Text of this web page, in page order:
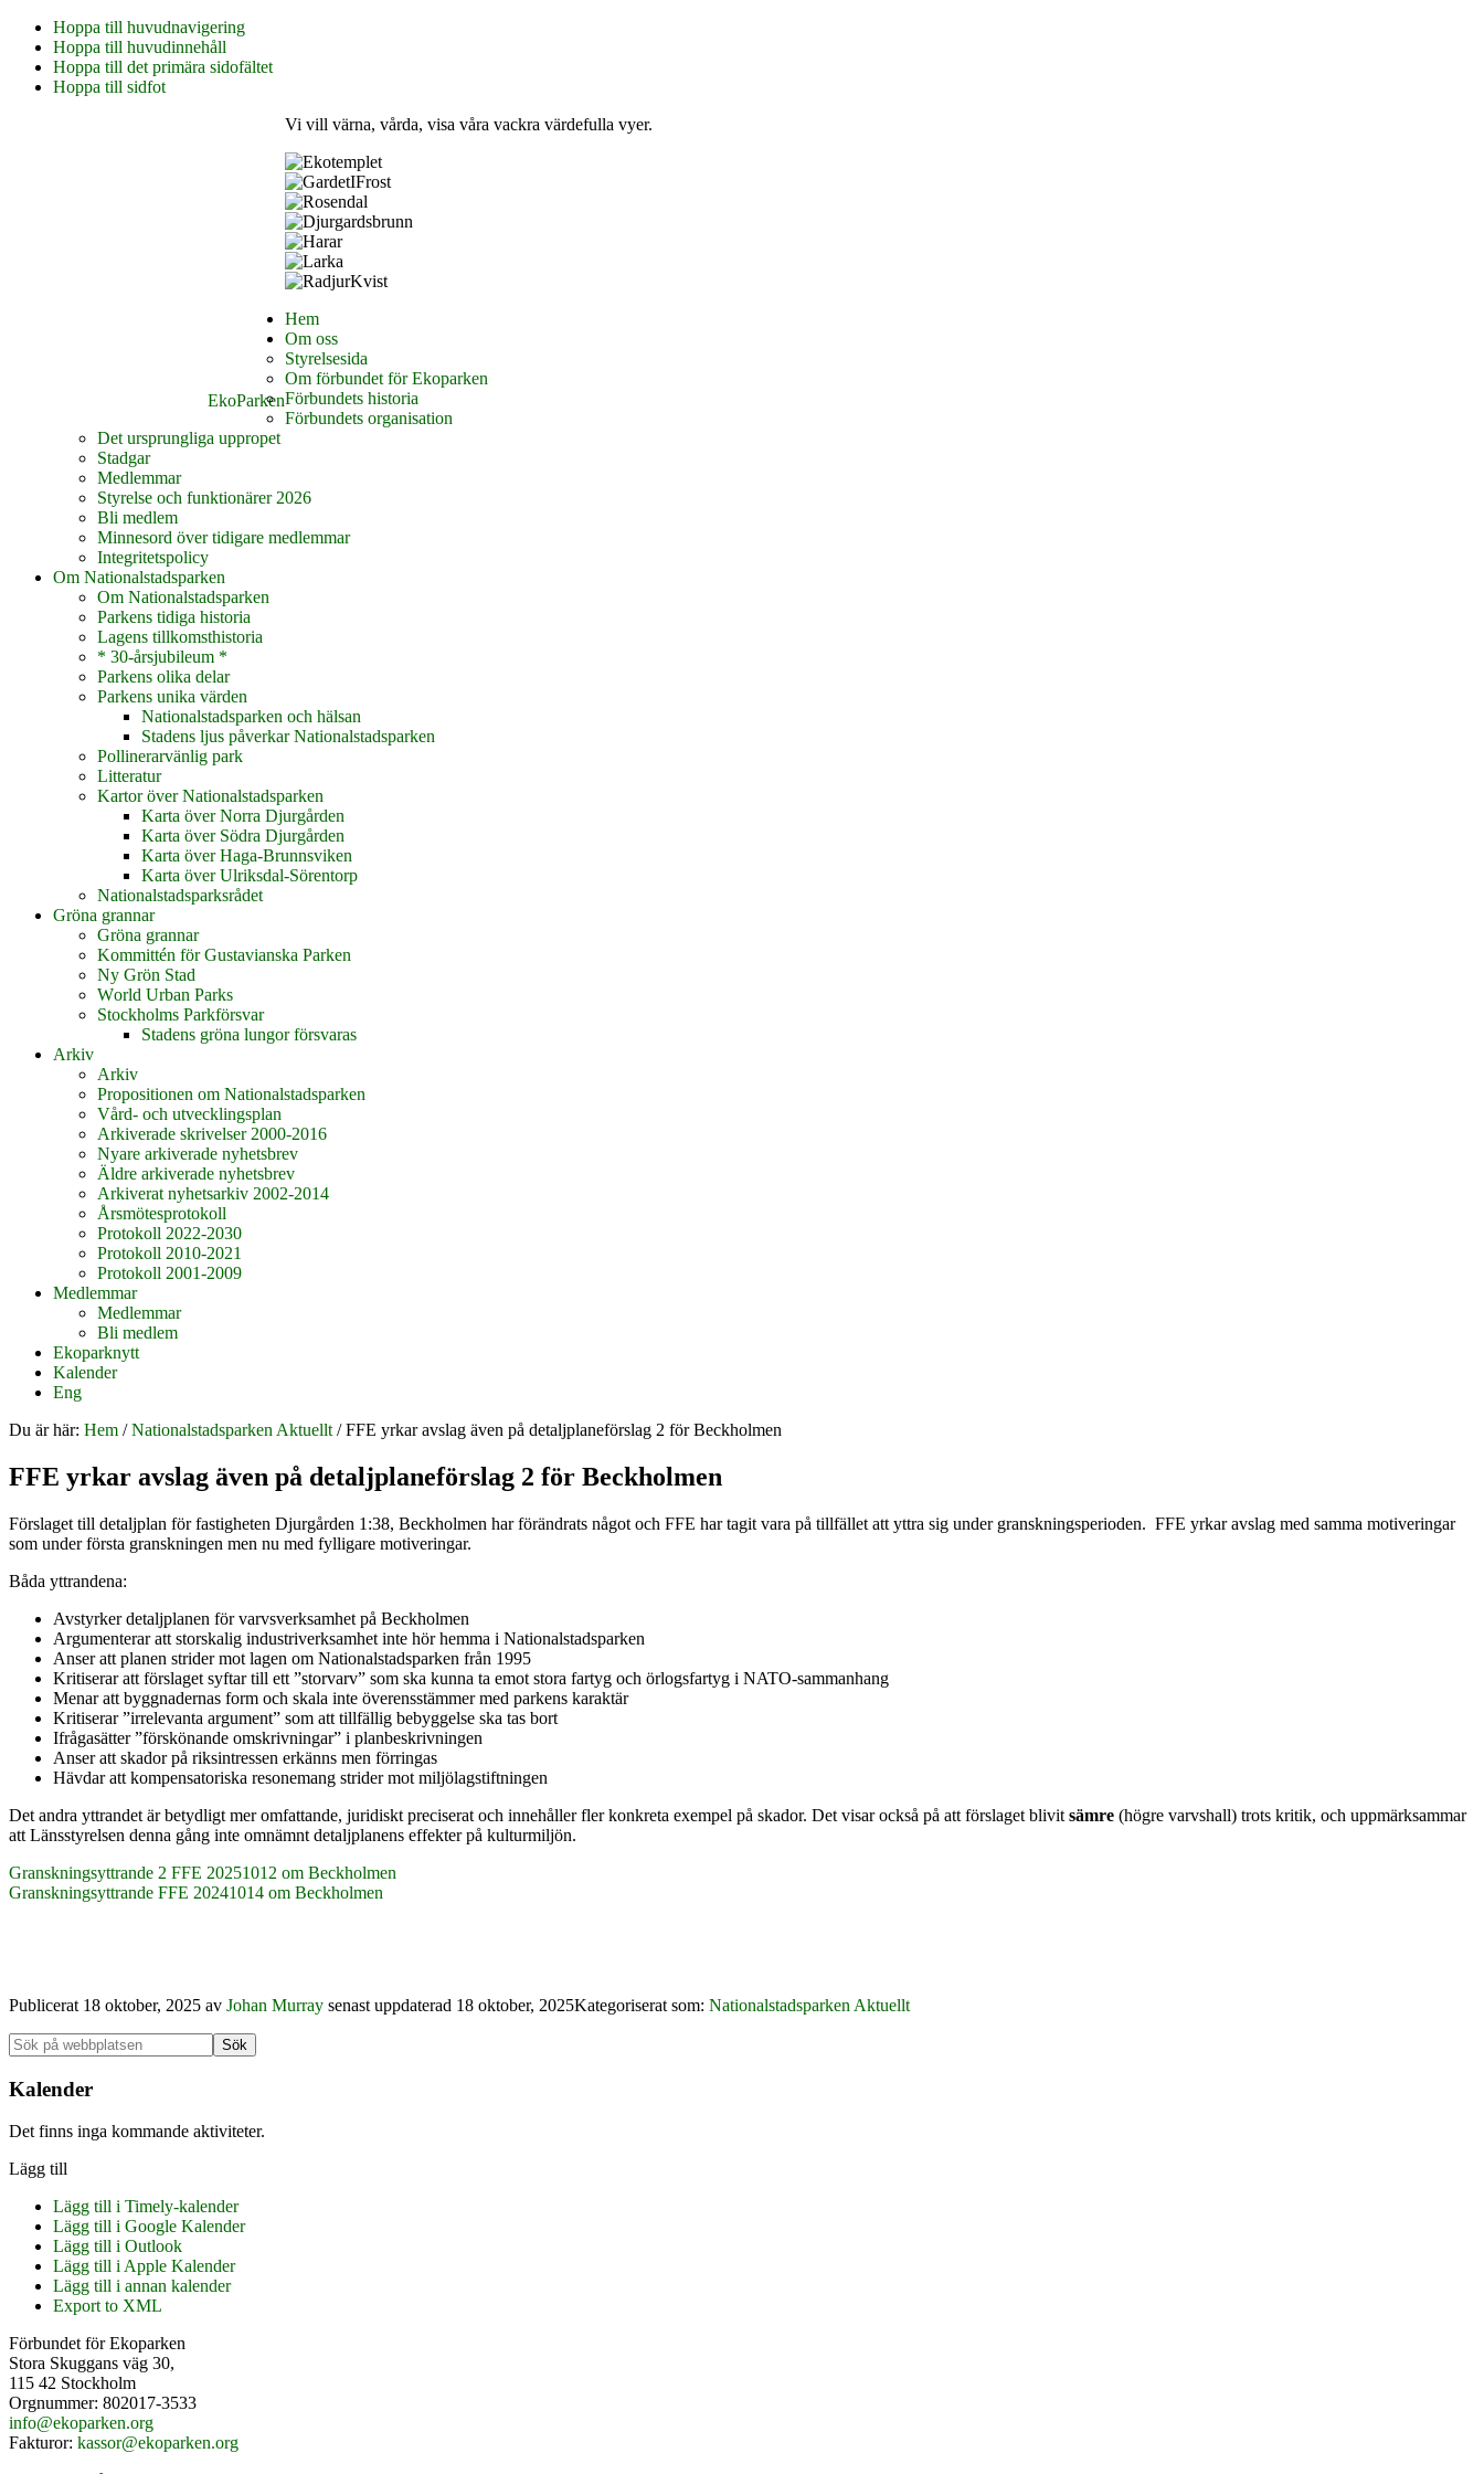
Hoppa till huvudnavigering
Hoppa till huvudinnehåll
Hoppa till det primära sidofältet
Hoppa till sidfot
EkoParken
Vi vill värna, vårda, visa våra vackra värdefulla vyer.
Hem
Om oss
Styrelsesida
Om förbundet för Ekoparken
Förbundets historia
Förbundets organisation
Det ursprungliga uppropet
Stadgar
Medlemmar
Styrelse och funktionärer 2026
Bli medlem
Minnesord över tidigare medlemmar
Integritetspolicy
Om Nationalstadsparken
Om Nationalstadsparken
Parkens tidiga historia
Lagens tillkomsthistoria
* 30-årsjubileum *
Parkens olika delar
Parkens unika värden
Nationalstadsparken och hälsan
Stadens ljus påverkar Nationalstadsparken
Pollinerarvänlig park
Litteratur
Kartor över Nationalstadsparken
Karta över Norra Djurgården
Karta över Södra Djurgården
Karta över Haga-Brunnsviken
Karta över Ulriksdal-Sörentorp
Nationalstadsparksrådet
Gröna grannar
Gröna grannar
Kommittén för Gustavianska Parken
Ny Grön Stad
World Urban Parks
Stockholms Parkförsvar
Stadens gröna lungor försvaras
Arkiv
Arkiv
Propositionen om Nationalstadsparken
Vård- och utvecklingsplan
Arkiverade skrivelser 2000-2016
Nyare arkiverade nyhetsbrev
Äldre arkiverade nyhetsbrev
Arkiverat nyhetsarkiv 2002-2014
Årsmötesprotokoll
Protokoll 2022-2030
Protokoll 2010-2021
Protokoll 2001-2009
Medlemmar
Medlemmar
Bli medlem
Ekoparknytt
Kalender
Eng
Du är här: Hem / Nationalstadsparken Aktuellt /FFE yrkar avslag även på detaljplaneförslag 2 för Beckholmen
FFE yrkar avslag även på detaljplaneförslag 2 för Beckholmen
Förslaget till detaljplan för fastigheten Djurgården 1:38, Beckholmen har förändrats något och FFE har tagit vara på tillfället att yttra sig under granskningsperioden. FFE yrkar avslag med samma motiveringar
som under första granskningen men nu med fylligare motiveringar.
Båda yttrandena:
Avstyrker detaljplanen för varvsverksamhet på Beckholmen
Argumenterar att storskalig industriverksamhet inte hör hemma i Nationalstadsparken
Anser att planen strider mot lagen om Nationalstadsparken från 1995
Kritiserar att förslaget syftar till ett ”storvarv” som ska kunna ta emot stora fartyg och örlogsfartyg i NATO-sammanhang
Menar att byggnadernas form och skala inte överensstämmer med parkens karaktär
Kritiserar ”irrelevanta argument” som att tillfällig bebyggelse ska tas bort
Ifrågasätter ”förskönande omskrivningar” i planbeskrivningen
Anser att skador på riksintressen erkänns men förringas
Hävdar att kompensatoriska resonemang strider mot miljölagstiftningen
Det andra yttrandet är betydligt mer omfattande, juridiskt preciserat och innehåller fler konkreta exempel på skador. Det visar också på att förslaget blivit sämre (högre varvshall) trots kritik, och uppmärksammar
att Länsstyrelsen denna gång inte omnämnt detaljplanens effekter på kulturmiljön.
Granskningsyttrande 2 FFE 20251012 om Beckholmen
Granskningsyttrande FFE 20241014 om Beckholmen
Publicerat 18 oktober, 2025 av Johan Murray senast uppdaterad 18 oktober, 2025Kategoriserat som: Nationalstadsparken Aktuellt
Primärt
sidofält
Sök
på
webbplatsen
Kalender
Det finns inga kommande aktiviteter.
Lägg till
Lägg till i Timely-kalender
Lägg till i Google Kalender
Lägg till i Outlook
Lägg till i Apple Kalender
Lägg till i annan kalender
Export to XML
Footer
Förbundet för Ekoparken
Stora Skuggans väg 30,
115 42 Stockholm
Orgnummer: 802017-3533
info@ekoparken.org
Fakturor: kassor@ekoparken.org